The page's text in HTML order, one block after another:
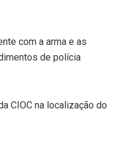
com a arma e as
de polícia
CIOC na localização do